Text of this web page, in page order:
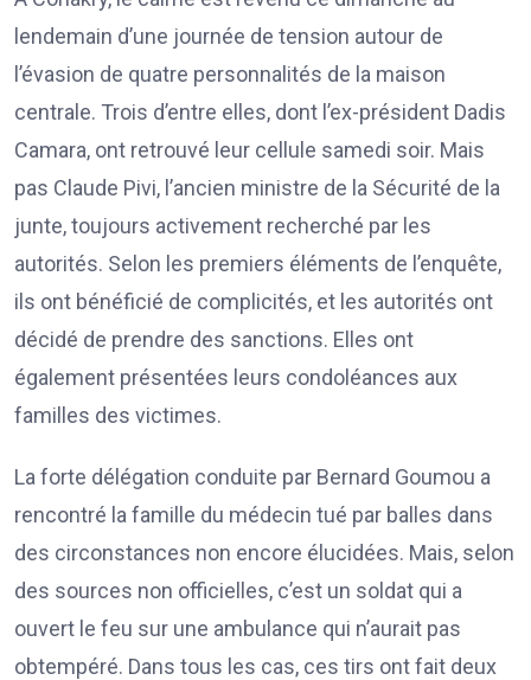
lendemain d’une journée de tension autour de
l’évasion de quatre personnalités de la maison
centrale. Trois d’entre elles, dont l’ex-président Dadis
Camara, ont retrouvé leur cellule samedi soir. Mais
pas Claude Pivi, l’ancien ministre de la Sécurité de la
junte, toujours activement recherché par les
autorités. Selon les premiers éléments de l’enquête,
ils ont bénéficié de complicités, et les autorités ont
décidé de prendre des sanctions. Elles ont
également présentées leurs condoléances aux
familles des victimes.
La forte délégation conduite par Bernard Goumou a
rencontré la famille du médecin tué par balles dans
des circonstances non encore élucidées. Mais, selon
des sources non officielles, c’est un soldat qui a
ouvert le feu sur une ambulance qui n’aurait pas
obtempéré. Dans tous les cas, ces tirs ont fait deux